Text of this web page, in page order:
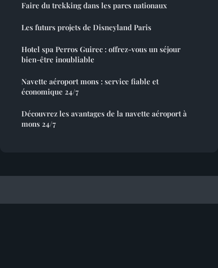
Faire du trekking dans les parcs nationaux
Les futurs projets de Disneyland Paris
Hotel spa Perros Guirec : offrez-vous un séjour
bien-être inoubliable
Navette aéroport mons : service fiable et
économique 24/7
Découvrez les avantages de la navette aéroport à
mons 24/7
Bugeyvisionnature